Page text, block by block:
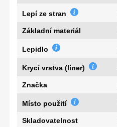
Lepí ze stran
Základní materiál
Lepidlo
Krycí vrstva (liner)
Značka
Místo použití
Skladovatelnost